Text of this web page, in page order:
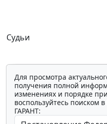
Судьи
Для просмотра
получения полной
изменениях и порядке
воспользуйтесь поиском
ГАРАНТ: